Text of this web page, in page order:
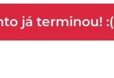
já terminou! :(